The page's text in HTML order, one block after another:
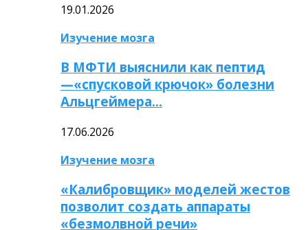
19.01.2026
Изучение мозга
В МФТИ выяснили как пептид
—«спусковой крючок» болезни
Альцгеймера…
17.06.2026
Изучение мозга
«Калибровщик» моделей жестов
позволит создать аппараты
«безмолвной речи»